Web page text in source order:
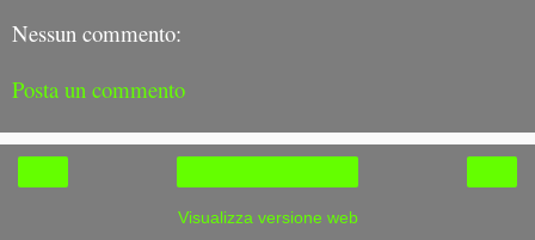
Nessun commento:
Posta un commento
Visualizza versione web